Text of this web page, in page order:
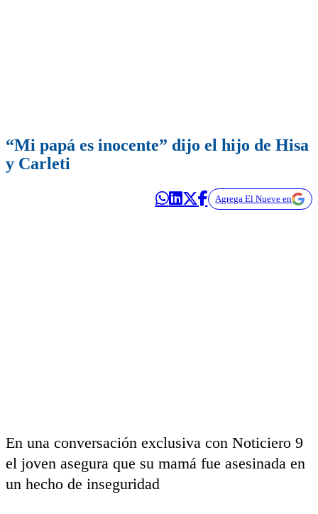
“Mi papá es inocente” dijo el hijo de Hisa
y Carleti
Agrega El Nueve en
En una conversación exclusiva con Noticiero 9
el joven asegura que su mamá fue asesinada en
un hecho de inseguridad